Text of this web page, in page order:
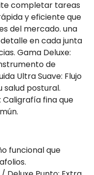
completar tareas
y eficiente que
del mercado. una
en cada junta
Gama Deluxe:
de
Ultra Suave: Flujo
postural.
Caligrafía fina que
funcional que